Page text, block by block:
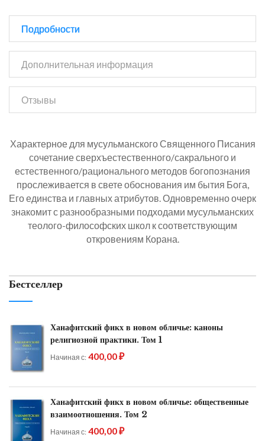
Подробности
Дополнительная информация
Отзывы
Характерное для мусульманского Священного Писания
сочетание сверхъестественного/сакрального и
естественного/рационального методов богопознания
прослеживается в свете обоснования им бытия Бога,
Его единства и главных атрибутов. Одновременно очерк
знакомит с разнообразными подходами мусульманских
теолого-философских школ к соответствующим
откровениям Корана.
Бестселлер
Ханафитский фикх в новом обличье: каноны
религиозной практики. Том 1
Начиная с 400,00 ₽
Ханафитский фикх в новом обличье: общественные
взаимоотношения. Том 2
Начиная с 400,00 ₽